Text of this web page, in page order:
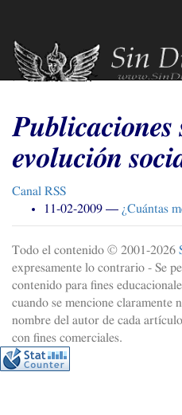
contenido
principal
Publicaciones
evolución
Canal RSS
11-02-2009
¿Cuántas
Todo el contenido © 2001-2026
expresamente lo contrario - Se
contenido para fines
cuando se mencione claramente
nombre del autor de cada
con fines comerciales.